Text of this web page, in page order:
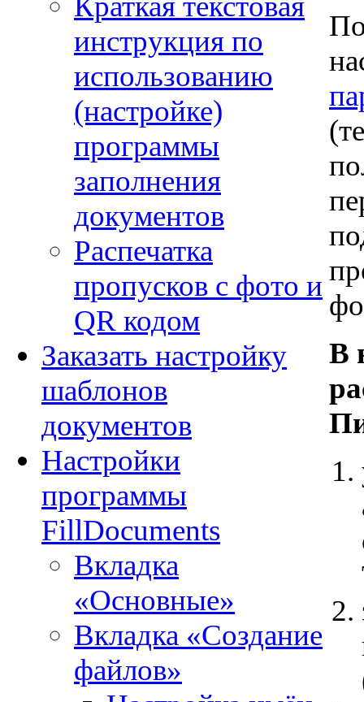
инструкция по
использованию
(настройке)
программы
заполнения
документов
Распечатка
пропусков с фото и
QR кодом
Заказать настройку
шаблонов
документов
Настройки
программы
FillDocuments
Вкладка
«Основные»
Вкладка «Создание
файлов»
В